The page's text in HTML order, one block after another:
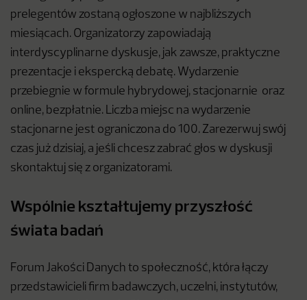
prelegentów zostaną ogłoszone w najbliższych
miesiącach. Organizatorzy zapowiadają
interdyscyplinarne dyskusje, jak zawsze, praktyczne
prezentacje i ekspercką debatę. Wydarzenie
przebiegnie w formule hybrydowej, stacjonarnie oraz
online, bezpłatnie. Liczba miejsc na wydarzenie
stacjonarne jest ograniczona do 100. Zarezerwuj swój
czas już dzisiaj, a jeśli chcesz zabrać głos w dyskusji
skontaktuj się z organizatorami.
Wspólnie kształtujemy przyszłość
świata badań
Forum Jakości Danych to społeczność, która łączy
przedstawicieli firm badawczych, uczelni, instytutów,